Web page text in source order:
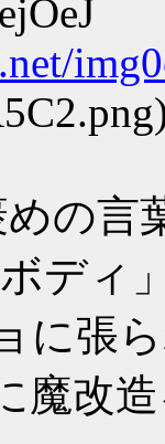
めの
ディ
に張
魔改